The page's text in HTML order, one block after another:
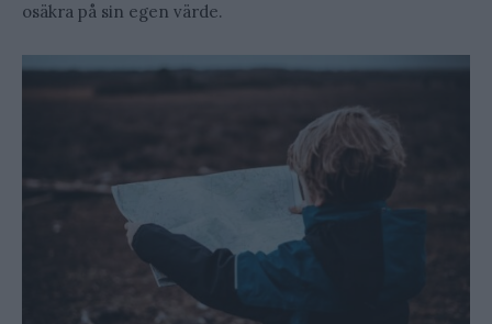
osäkra på sin egen värde.